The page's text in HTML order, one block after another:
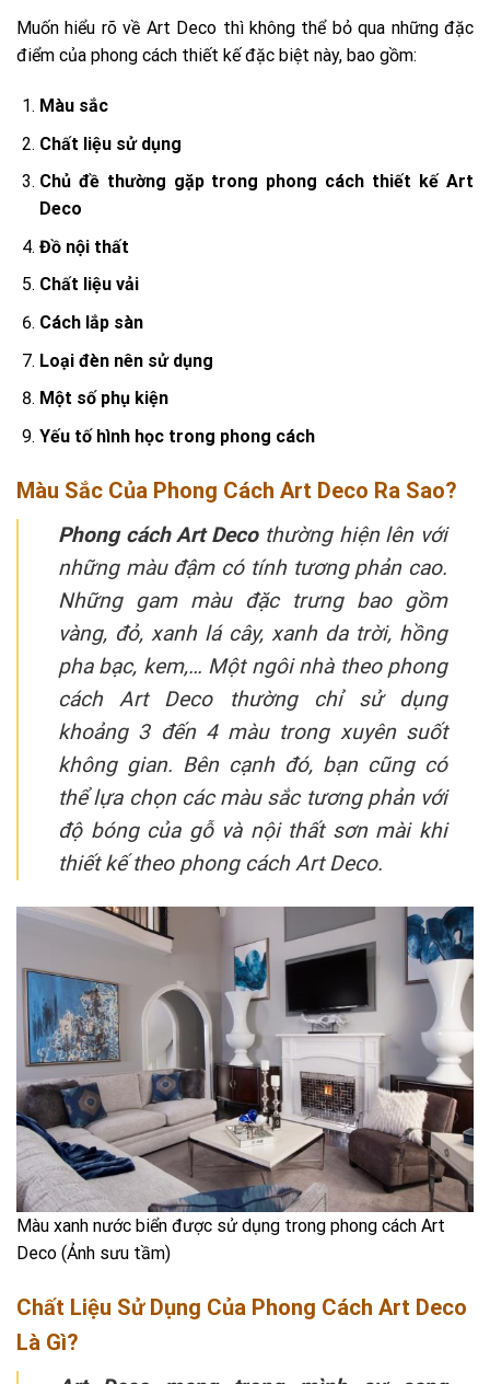
Muốn hiểu rõ về Art Deco thì không thể bỏ qua những đặc
điểm của phong cách thiết kế đặc biệt này, bao gồm:
Màu sắc
Chất liệu sử dụng
Chủ đề thường gặp trong phong cách thiết kế Art
Deco
Đồ nội thất
Chất liệu vải
Cách lắp sàn
Loại đèn nên sử dụng
Một số phụ kiện
Yếu tố hình học trong phong cách
Màu Sắc Của Phong Cách Art Deco Ra Sao?
Phong cách Art Decothường hiện lên với
những màu đậm có tính tương phản cao.
Những gam màu đặc trưng bao gồm
vàng, đỏ, xanh lá cây, xanh da trời, hồng
pha bạc, kem,… Một ngôi nhà theo phong
cách Art Deco thường chỉ sử dụng
khoảng 3 đến 4 màu trong xuyên suốt
không gian. Bên cạnh đó, bạn cũng có
thể lựa chọn các màu sắc tương phản với
độ bóng của gỗ và nội thất sơn mài khi
thiết kế theo phong cách Art Deco.
Màu xanh nước biển được sử dụng trong phong cách Art
Deco (Ảnh sưu tầm)
Chất Liệu Sử Dụng Của Phong Cách Art Deco
Là Gì?